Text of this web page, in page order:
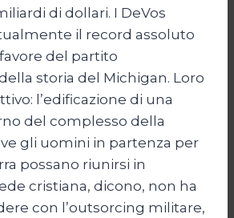
di dollari. I DeVos
il record assoluto
del partito
storia del Michigan. Loro
l’edificazione di una
del complesso della
gli uomini in partenza per
possano riunirsi in
cristiana, dicono, non ha
con l’outsorcing militare,